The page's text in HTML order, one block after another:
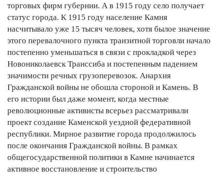
торговых фирм губернии. А в 1915 году село получает
статус города. К 1915 году население Камня
насчитывало уже 15 тысяч человек, хотя былое значение
этого перевалочного пункта транзитной торговли начало
постепенно уменьшаться в связи с прокладкой через
Новониколаевск Транссиба и постепенным падением
значимости речных грузоперевозок. Анархия
Гражданской войны не обошла стороной и Камень. В
его истории был даже момент, когда местные
революционные активисты всерьез рассматривали
проект создание Каменской уездной федеративной
республики. Мирное развитие города продолжилось
после окончания Гражданской войны. В рамках
общегосударственной политики в Камне начинается
активное восстановление и строительство